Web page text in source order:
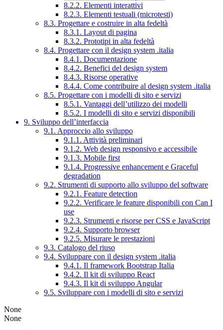
8.2.2. Elementi interattivi
8.2.3. Elementi testuali (microtesti)
8.3. Progettare e costruire in alta fedeltà
8.3.1. Layout di pagina
8.3.2. Prototipi in alta fedeltà
8.4. Progettare con il design system .italia
8.4.1. Documentazione
8.4.2. Benefici del design system
8.4.3. Risorse operative
8.4.4. Come contribuire al design system .italia
8.5. Progettare con i modelli di sito e servizi
8.5.1. Vantaggi dell’utilizzo dei modelli
8.5.2. I modelli di sito e servizi disponibili
9. Sviluppo dell’interfaccia
9.1. Approccio allo sviluppo
9.1.1. Attività preliminari
9.1.2. Web design responsivo e accessibile
9.1.3. Mobile first
9.1.4. Progressive enhancement e Graceful
degradation
9.2. Strumenti di supporto allo sviluppo del software
9.2.1. Feature detection
9.2.2. Verificare le feature disponibili con Can I
use
9.2.3. Strumenti e risorse per CSS e JavaScript
9.2.4. Supporto browser
9.2.5. Misurare le prestazioni
9.3. Catalogo del riuso
9.4. Sviluppare con il design system .italia
9.4.1. Il framework Bootstrap Italia
9.4.2. Il kit di sviluppo React
9.4.3. Il kit di sviluppo Angular
9.5. Sviluppare con i modelli di sito e servizi
None
None